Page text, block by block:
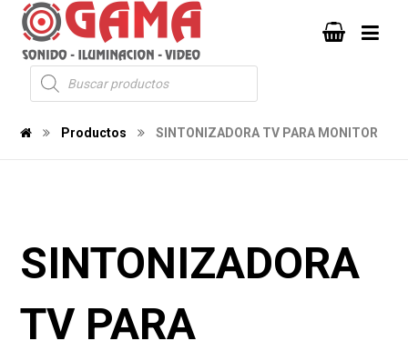
Productos SINTONIZADORA TV PARA MONITOR
SINTONIZADORA
TV PARA